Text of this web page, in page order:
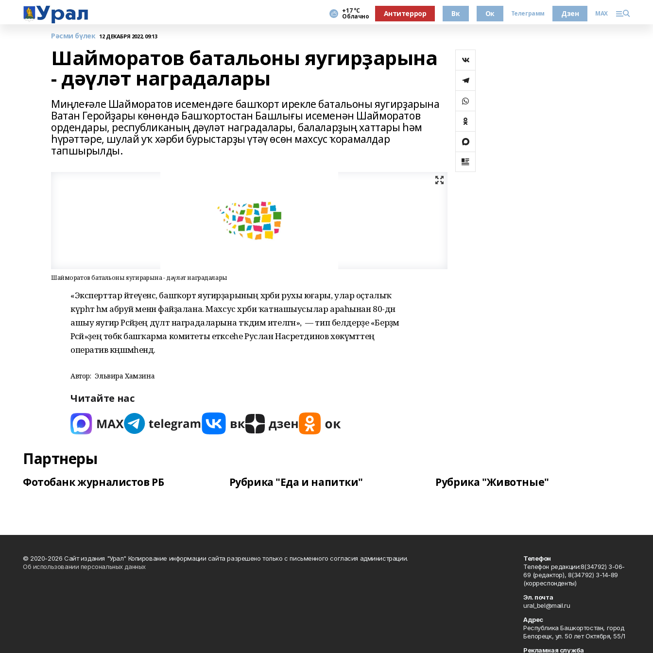
+17 °С
Облачно Антитеррор Вк Ок Телеграмм Дзен MAX
Рәсми бүлек 12 ДЕКАБРЯ 2022, 09:13
Шайморатов батальоны яугирҙарына
- дәүләт наградалары
Миңлеғәле Шайморатов исемендәге башҡорт ирекле батальоны яугирҙарына
Ватан Геройҙары көнөндә Башҡортостан Башлығы исеменән Шайморатов
ордендары, республиканың дәүләт наградалары, балаларҙың хаттары һәм
һүрәттәре, шулай уҡ хәрби бурыстарҙы үтәү өсөн махсус ҡорамалдар
тапшырылды.
Шайморатов батальоны яугирҙарына - дәүләт наградалары
«Эксперттар әйтеүенсә, башҡорт яугирҙарының хәрби рухы юғары, улар оҫталыҡ
күрһәтә һәм абруй менән файҙалана. Махсус хәрби ҡатнашыусылар араһынан 80-дән
ашыу яугир Рәсәйҙең дәүләт наградаларына тәҡдим ителгән», — тип белдерҙе «Берҙәм
Рәсәй»ҙең төбәк башҡарма комитеты етәксеһе Руслан Насретдинов хөкүмәттең
оператив кәңәшмәһендә.
Автор: Эльвира Хамзина
Читайте нас
Партнеры
Фотобанк журналистов РБ Рубрика "Еда и напитки" Рубрика "Животные"
© 2020-2026 Сайт издания "Урал" Копирование информации сайта разрешено только с письменного согласия администрации.
Об использовании персональных данных
Телефон
Телефон редакции:8(34792) 3-06-
69 (редактор), 8(34792) 3-14-89
(корреспонденты)
Эл. почта
ural_bel@mail.ru
Адрес
Республика Башкортостан, город
Белорецк, ул. 50 лет Октября, 55/1
Рекламная служба